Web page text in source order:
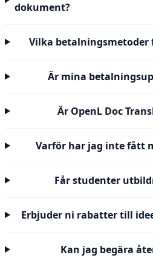
dokument?
Vilka
Är mina
Är OpenL Doc
Varför har jag inte fått
Får studenter
Erbjuder ni rabatter till
Kan jag begära